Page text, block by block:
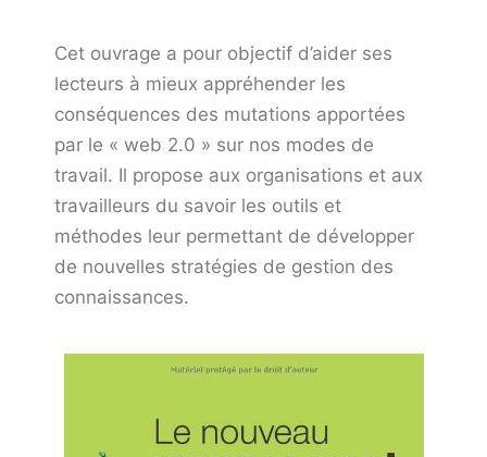
Cet ouvrage a pour objectif d’aider ses
lecteurs à mieux appréhender les
conséquences des mutations apportées
par le « web 2.0 » sur nos modes de
travail. Il propose aux organisations et aux
travailleurs du savoir les outils et
méthodes leur permettant de développer
de nouvelles stratégies de gestion des
connaissances.